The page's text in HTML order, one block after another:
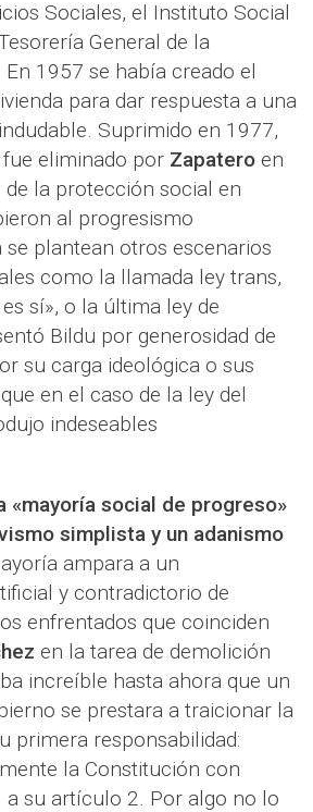
Sociales, el Instituto Social
General de la
1957 se había creado el
para dar respuesta a una
Suprimido en 1977,
eliminado por Zapatero en
la protección social en
al progresismo
plantean otros escenarios
como la llamada ley trans,
sí», o la última ley de
Bildu por generosidad de
su carga ideológica o sus
en el caso de la ley del
indeseables
«mayoría social de progreso»
simplista y un adanismo
ampara a un
y contradictorio de
enfrentados que coinciden
en la tarea de demolición
increíble hasta ahora que un
se prestara a traicionar la
primera responsabilidad:
la Constitución con
a su artículo 2. Por algo no lo